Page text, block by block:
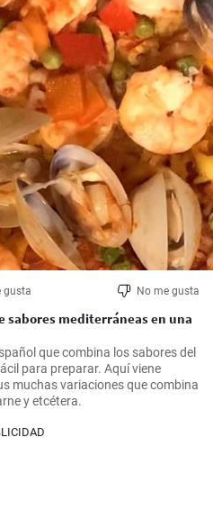
gusta No me gusta
sabores mediterráneas en una
que combina los sabores del
para preparar. Aquí viene
muchas variaciones que combina
y etcétera.